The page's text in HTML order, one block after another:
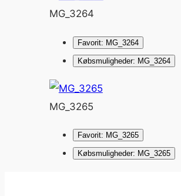
MG_3264
Favorit: MG_3264
Købsmuligheder: MG_3264
MG_3265
Favorit: MG_3265
Købsmuligheder: MG_3265